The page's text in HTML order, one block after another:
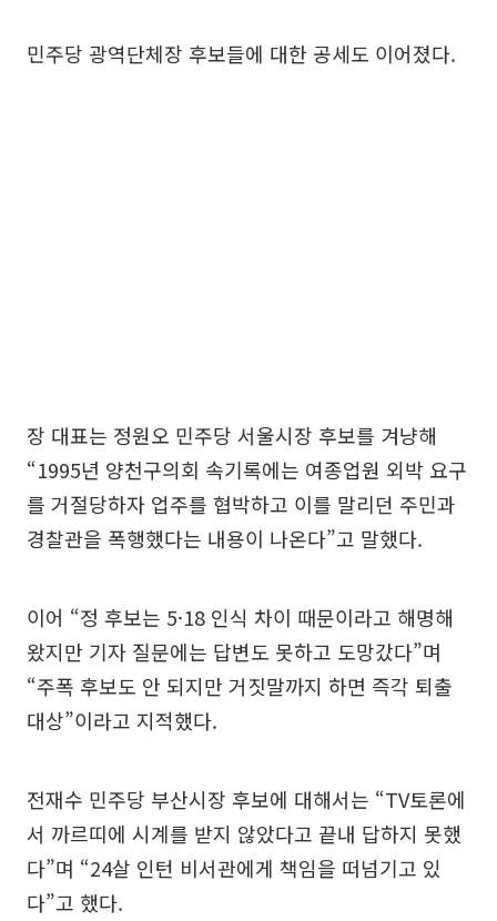
민주당 광역단체장 후보들에 대한 공세도 이어졌다.
장 대표는 정원오 민주당 서울시장 후보를 겨냥해
“1995년 양천구의회 속기록에는 여종업원 외박 요구
를 거절당하자 업주를 협박하고 이를 말리던 주민과
경찰관을 폭행했다는 내용이 나온다”고 말했다.
이어 “정 후보는 5·18 인식 차이 때문이라고 해명해
왔지만 기자 질문에는 답변도 못하고 도망갔다”며
“주폭 후보도 안 되지만 거짓말까지 하면 즉각 퇴출
대상”이라고 지적했다.
전재수 민주당 부산시장 후보에 대해서는 “TV토론에
서 까르띠에 시계를 받지 않았다고 끝내 답하지 못했
다”며 “24살 인턴 비서관에게 책임을 떠넘기고 있
다”고 했다.